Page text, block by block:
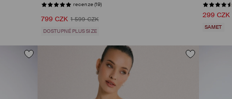
recenze (19)
799 CZK 1 599 CZK
DOSTUPNÉ PLUS SIZE
299 CZK
SAMET